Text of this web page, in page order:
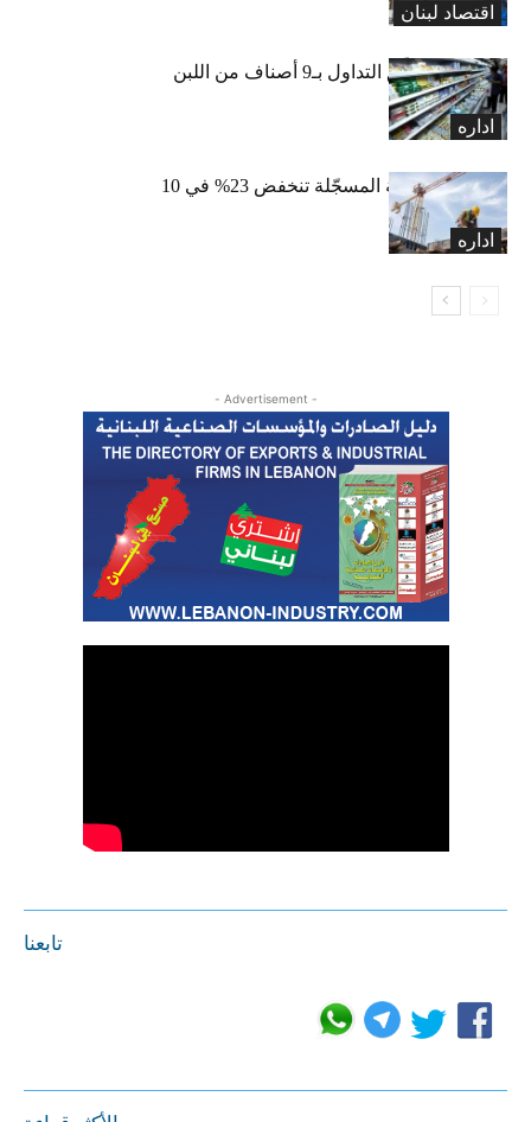
اقتصاد لبنان
اداره
«الاقتصاد» تعلّق التداول بـ9 أصناف من اللبن
واللبنة
اداره
الرخص العقارية المسجّلة تنخفض 23% في 10
أشهر
- Advertisement -
تابعنا